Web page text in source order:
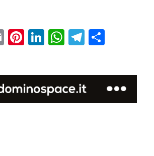
EmailPinterest
LinkedIn
WhatsApp
Telegram